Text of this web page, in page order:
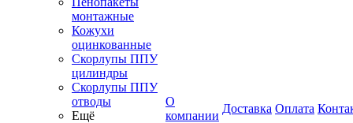
монтажные
Кожухи
оцинкованные
Скорлупы ППУ
цилиндры
Скорлупы ППУ
отводы
Ещё
О
компании
Доставка Оплата